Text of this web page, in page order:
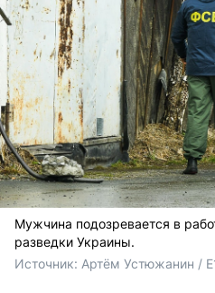
Мужчина подозревается в
разведки Украины.
Источник: Артём Устюжанин /